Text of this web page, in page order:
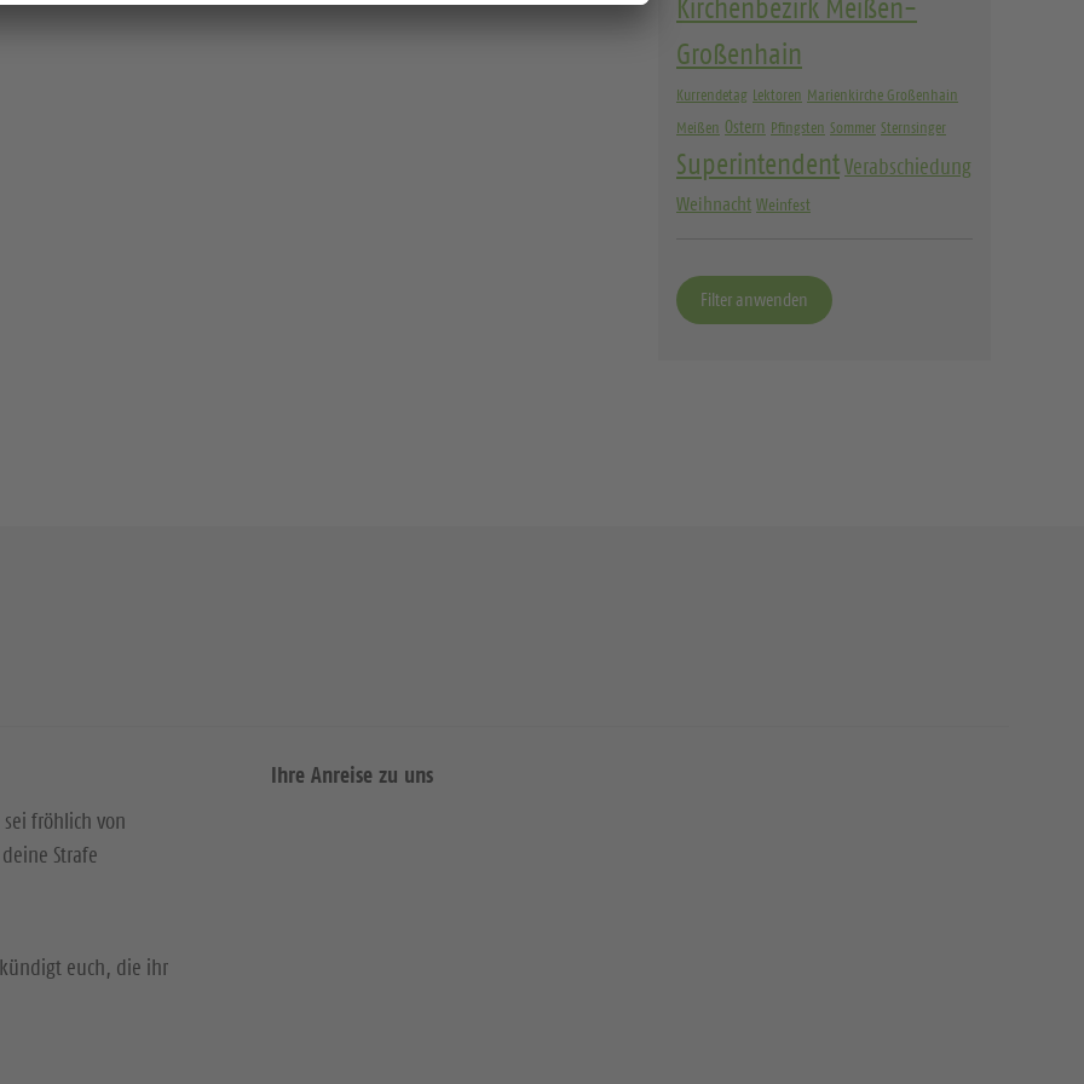
e
n
w
ä
h
l
e
Kirchenbezirk Meißen-
Großenhain
Kurrendetag Lektoren Marienkirche Großenhain
Meißen Ostern Pfingsten Sommer Sternsinger
SuperintendentVerabschiedung
Weihnacht Weinfest
fröhlich von
Strafe
euch, die ihr
Ihre Anreise zu uns